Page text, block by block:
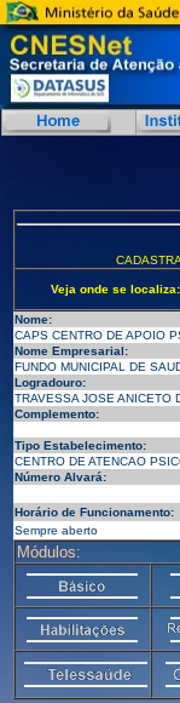
Veja onde se localiza:
Nome:
CAPS CENTRO DE APOIO
Nome Empresarial:
FUNDO MUNICIPAL DE
Logradouro:
TRAVESSA JOSE ANICETO
Complemento:
Tipo Estabelecimento:
CENTRO DE ATENCAO
Número Alvará:
Horário de Funcionamento:
Sempre aberto
Módulos: